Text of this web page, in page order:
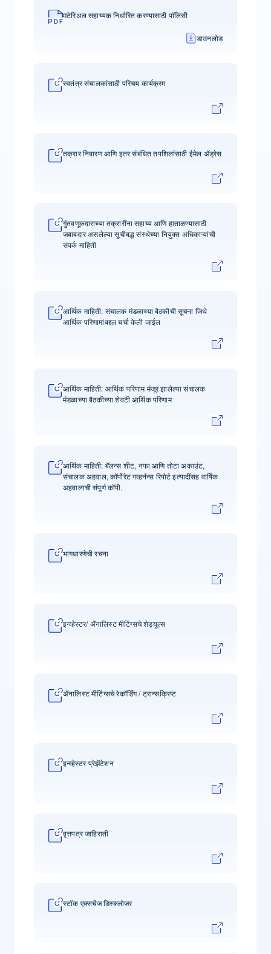
मटेरिअल सहाय्यक निर्धारित करण्यासाठी पॉलिसी
डाउनलोड
स्वतंत्र संचालकांसाठी परिचय कार्यक्रम
तक्रार निवारण आणि इतर संबंधित तपशिलांसाठी ईमेल ॲड्रेस
गुंतवणूकदाराच्या तक्रारींना सहाय्य आणि हाताळण्यासाठी
जबाबदार असलेल्या सूचीबद्ध संस्थेच्या नियुक्त अधिकाऱ्यांची
संपर्क माहिती
आर्थिक माहिती: संचालक मंडळाच्या बैठकीची सूचना जिथे
आर्थिक परिणामांबद्दल चर्चा केली जाईल
आर्थिक माहिती: आर्थिक परिणाम मंजूर झालेल्या संचालक
मंडळाच्या बैठकीच्या शेवटी आर्थिक परिणाम
आर्थिक माहिती: बॅलन्स शीट, नफा आणि तोटा अकाउंट,
संचालक अहवाल, कॉर्पोरेट गव्हर्नन्स रिपोर्ट इत्यादींसह वार्षिक
अहवालाची संपूर्ण कॉपी.
भागधारणेची रचना
इन्व्हेस्टर/ ॲनालिस्ट मीटिंग्सचे शेड्यूल्स
ॲनालिस्ट मीटिंग्सचे रेकॉर्डिंग / ट्रान्सक्रिप्ट
इन्व्हेस्टर प्रेझेंटेशन
वृत्तपत्र जाहिराती
स्टॉक एक्सचेंज डिस्क्लोजर